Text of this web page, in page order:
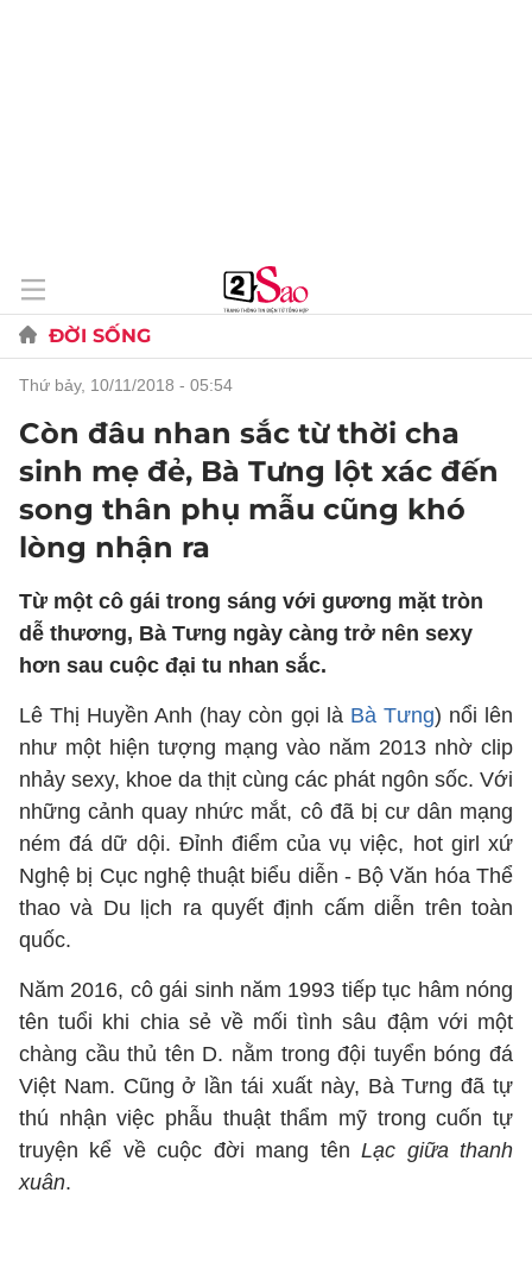
ĐỜI SỐNG
thứ bảy, 10/11/2018 - 05:54
Còn đâu nhan sắc từ thời cha
sinh mẹ đẻ, Bà Tưng lột xác đến
song thân phụ mẫu cũng khó
lòng nhận ra
Từ một cô gái trong sáng với gương mặt tròn
dễ thương, Bà Tưng ngày càng trở nên sexy
hơn sau cuộc đại tu nhan sắc.
Lê Thị Huyền Anh (hay còn gọi là Bà Tưng) nổi lên
như một hiện tượng mạng vào năm 2013 nhờ clip
nhảy sexy, khoe da thịt cùng các phát ngôn sốc. Với
những cảnh quay nhức mắt, cô đã bị cư dân mạng
ném đá dữ dội. Đỉnh điểm của vụ việc, hot girl xứ
Nghệ bị Cục nghệ thuật biểu diễn - Bộ Văn hóa Thể
thao và Du lịch ra quyết định cấm diễn trên toàn
quốc.
Năm 2016, cô gái sinh năm 1993 tiếp tục hâm nóng
tên tuổi khi chia sẻ về mối tình sâu đậm với một
chàng cầu thủ tên D. nằm trong đội tuyển bóng đá
Việt Nam. Cũng ở lần tái xuất này, Bà Tưng đã tự
thú nhận việc phẫu thuật thẩm mỹ trong cuốn tự
truyện kể về cuộc đời mang tênLạc giữa thanh
xuân.